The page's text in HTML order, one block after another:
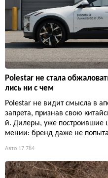
Polestar не стала
лись ни с чем
Polestar не видит смысла в
запрета, признав свою
й. Дилеры, уже построившие
мении: бренд даже не
Авто 17 784